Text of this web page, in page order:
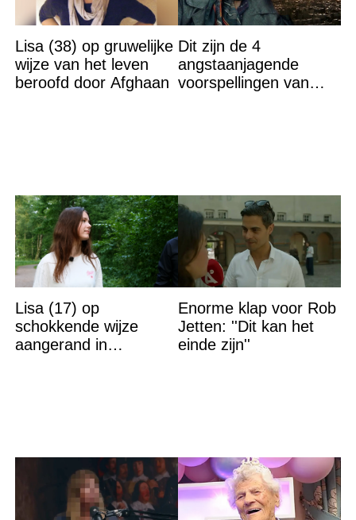
Lisa (38) op gruwelijke
wijze van het leven
beroofd door Afghaan
Dit zijn de 4
angstaanjagende
voorspellingen van
Lisa (17) op
schokkende wijze
aangerand in
Enorme klap voor Rob
Jetten: ''Dit kan het
einde zijn''